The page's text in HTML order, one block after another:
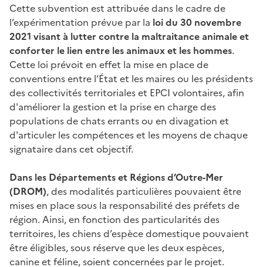
Cette subvention est attribuée dans le cadre de
l’expérimentation prévue par la loi du 30 novembre
2021 visant à lutter contre la maltraitance animale et
conforter le lien entre les animaux et les hommes.
Cette loi prévoit en effet la mise en place de
conventions entre l’État et les maires ou les présidents
des collectivités territoriales et EPCI volontaires, afin
d'améliorer la gestion et la prise en charge des
populations de chats errants ou en divagation et
d'articuler les compétences et les moyens de chaque
signataire dans cet objectif.
Dans les Départements et Régions d’Outre-Mer
(DROM), des modalités particulières pouvaient être
mises en place sous la responsabilité des préfets de
région. Ainsi, en fonction des particularités des
territoires, les chiens d’espèce domestique pouvaient
être éligibles, sous réserve que les deux espèces,
canine et féline, soient concernées par le projet.